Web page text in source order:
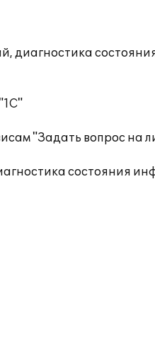
диагностика
"Задать вопрос на
состояния